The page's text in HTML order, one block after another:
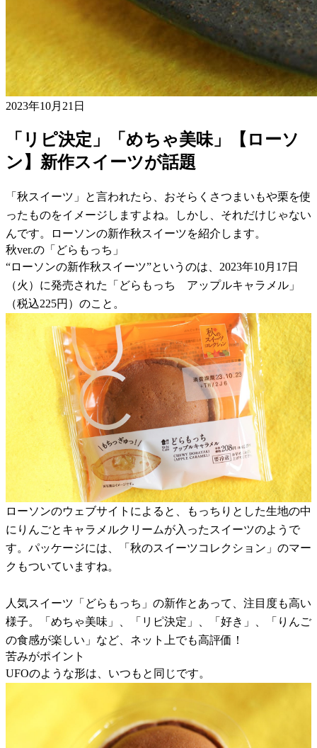
2023年10月21日
「リピ決定」「めちゃ美味」【ローソ
ン】新作スイーツが話題
「秋スイーツ」と言われたら、おそらくさつまいもや栗を使
ったものをイメージしますよね。しかし、それだけじゃない
んです。ローソンの新作秋スイーツを紹介します。
秋ver.の「どらもっち」
“ローソンの新作秋スイーツ”というのは、2023年10月17日
（火）に発売された「どらもっち アップルキャラメル」
（税込225円）のこと。
ローソンのウェブサイトによると、もっちりとした生地の中
にりんごとキャラメルクリームが入ったスイーツのようで
す。パッケージには、「秋のスイーツコレクション」のマー
クもついていますね。
人気スイーツ「どらもっち」の新作とあって、注目度も高い
様子。「めちゃ美味」、「リピ決定」、「好き」、「りんご
の食感が楽しい」など、ネット上でも高評価！
苦みがポイント
UFOのような形は、いつもと同じです。